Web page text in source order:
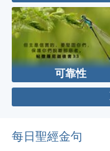
可靠性
每日聖經金句